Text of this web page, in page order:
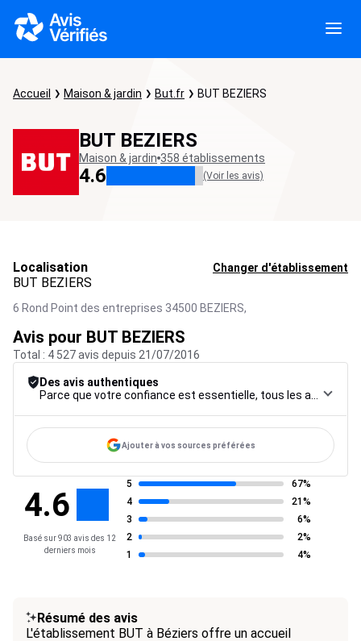
Accueil Maison & jardin But.fr BUT BEZIERS
BUT BEZIERS
Maison & jardin 358 établissements
4.6 (Voir les avis)
Localisation Changer d'établissement
BUT BEZIERS
6 Rond Point des entreprises 34500 BEZIERS,
Avis pour BUT BEZIERS
Total : 4 527 avis depuis 21/07/2016
Des avis authentiques
Ajouter à vos sources préférées
4.6
Basé sur 903 avis des 12
derniers mois
5
67%
4
21%
3
6%
2
2%
1
4%
Résumé des avis
L'établissement BUT à Béziers offre un accueil